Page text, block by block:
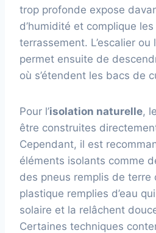
trop profonde expose
d’humidité et complique
terrassement. L’escalier ou
permet ensuite de
où s’étendent les bacs de
Pour l’isolation naturelle,
être construites
Cependant, il est
éléments isolants comme
des pneus remplis de terre
plastique remplies d’eau
solaire et la relâchent
Certaines techniques